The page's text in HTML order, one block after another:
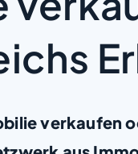
verkaufen